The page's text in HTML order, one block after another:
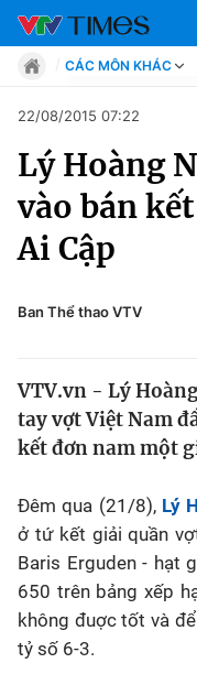
Chuyên mục
Tin tức
Chân dung
Bóng đá
Thể thao Điện tử
CÁC MÔN KHÁC
Move
Phong cách
Chân dung
Sự kiện
Bóng đá
Thể thao điện tử
22/08/2015 07:22
Lý Hoàng
vào bán
Ai Cập
Ban Thể thao VTV
VTV.vn - Lý
tay vợt Việt Nam
kết đơn nam một
Đêm qua (21/8), Lý
ở tứ kết giải quần
Baris Erguden - hạt
650 trên bảng xếp
không đuợc tốt và
tỷ số 6-3.